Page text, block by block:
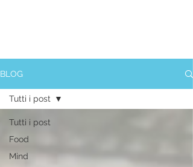
BLOG
Tutti i post
Food
Mind
Tutti i post